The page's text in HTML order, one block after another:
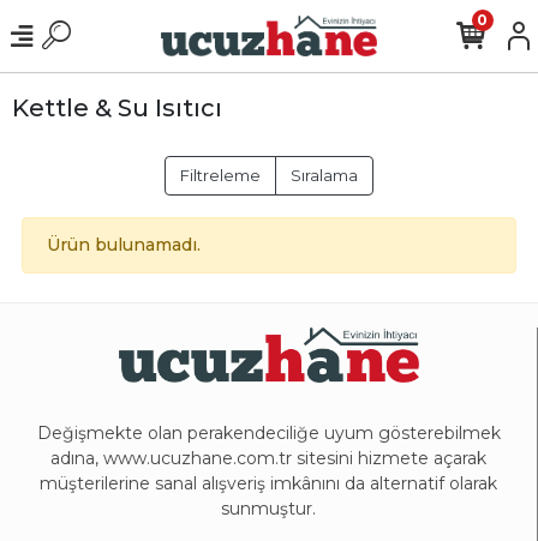
0
Kettle & Su Isıtıcı
Filtreleme Sıralama
Ürün bulunamadı.
Değişmekte olan perakendeciliğe uyum gösterebilmek
adına, www.ucuzhane.com.tr sitesini hizmete açarak
müşterilerine sanal alışveriş imkânını da alternatif olarak
sunmuştur.